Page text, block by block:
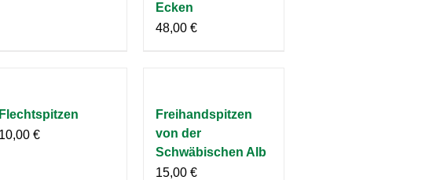
Ecken
48,00 €
Flechtspitzen
10,00 €
Freihandspitzen
von der
Schwäbischen Alb
15,00 €